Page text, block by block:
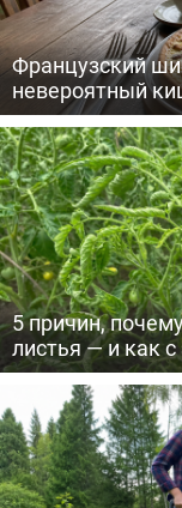
Французский
невероятный
5 причин,
листья — и как